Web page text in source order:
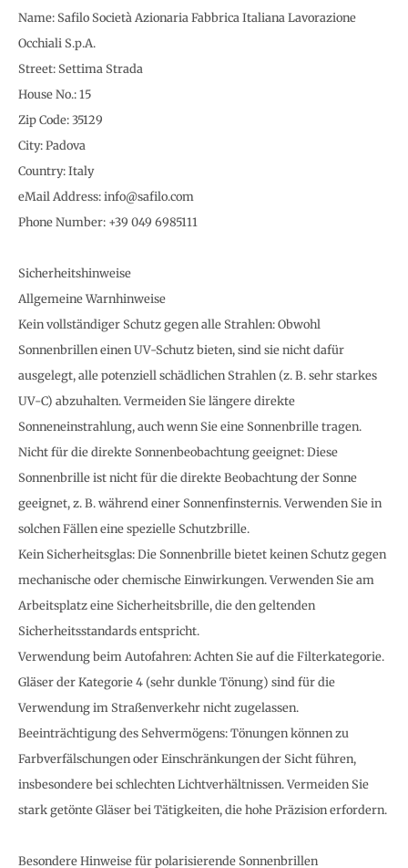
Name: Safilo Società Azionaria Fabbrica Italiana Lavorazione
Occhiali S.p.A.
Street: Settima Strada
House No.: 15
Zip Code: 35129
City: Padova
Country: Italy
eMail Address: info@safilo.com
Phone Number: +39 049 6985111
Sicherheitshinweise
Allgemeine Warnhinweise
Kein vollständiger Schutz gegen alle Strahlen: Obwohl
Sonnenbrillen einen UV-Schutz bieten, sind sie nicht dafür
ausgelegt, alle potenziell schädlichen Strahlen (z. B. sehr starkes
UV-C) abzuhalten. Vermeiden Sie längere direkte
Sonneneinstrahlung, auch wenn Sie eine Sonnenbrille tragen.
Nicht für die direkte Sonnenbeobachtung geeignet: Diese
Sonnenbrille ist nicht für die direkte Beobachtung der Sonne
geeignet, z. B. während einer Sonnenfinsternis. Verwenden Sie in
solchen Fällen eine spezielle Schutzbrille.
Kein Sicherheitsglas: Die Sonnenbrille bietet keinen Schutz gegen
mechanische oder chemische Einwirkungen. Verwenden Sie am
Arbeitsplatz eine Sicherheitsbrille, die den geltenden
Sicherheitsstandards entspricht.
Verwendung beim Autofahren: Achten Sie auf die Filterkategorie.
Gläser der Kategorie 4 (sehr dunkle Tönung) sind für die
Verwendung im Straßenverkehr nicht zugelassen.
Beeinträchtigung des Sehvermögens: Tönungen können zu
Farbverfälschungen oder Einschränkungen der Sicht führen,
insbesondere bei schlechten Lichtverhältnissen. Vermeiden Sie
stark getönte Gläser bei Tätigkeiten, die hohe Präzision erfordern.
Besondere Hinweise für polarisierende Sonnenbrillen